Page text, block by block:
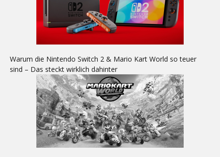
Warum die Nintendo Switch 2 & Mario Kart World so teuer
sind – Das steckt wirklich dahinter